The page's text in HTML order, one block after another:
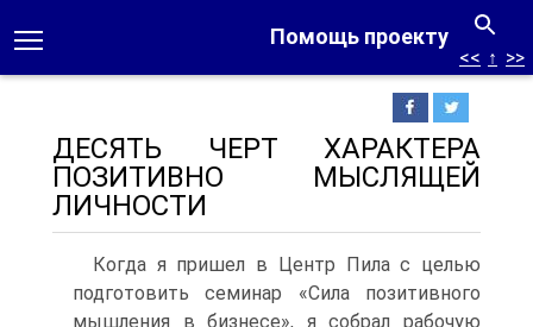
Помощь проекту
<< ↑ >>
ДЕСЯТЬ ЧЕРТ ХАРАКТЕРА
ПОЗИТИВНО МЫСЛЯЩЕЙ
ЛИЧНОСТИ
Когда я пришел в Центр Пила с целью
подготовить семинар «Сила позитивного
мышления в бизнесе», я собрал рабочую